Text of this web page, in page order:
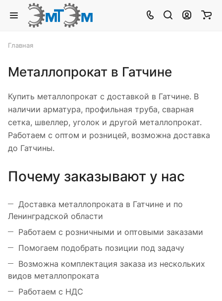
Главная
Металлопрокат в Гатчине
Купить металлопрокат с доставкой в Гатчине. В
наличии арматура, профильная труба, сварная
сетка, швеллер, уголок и другой металлопрокат.
Работаем с оптом и розницей, возможна доставка
до Гатчины.
Почему заказывают у нас
Доставка металлопроката в Гатчине и по
Ленинградской области
Работаем с розничными и оптовыми заказами
Помогаем подобрать позиции под задачу
Возможна комплектация заказа из нескольких
видов металлопроката
Работаем с НДС